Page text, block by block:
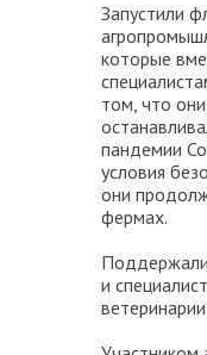
Запустили
которые
том, что
пандемии
условия
они
фермах.
и